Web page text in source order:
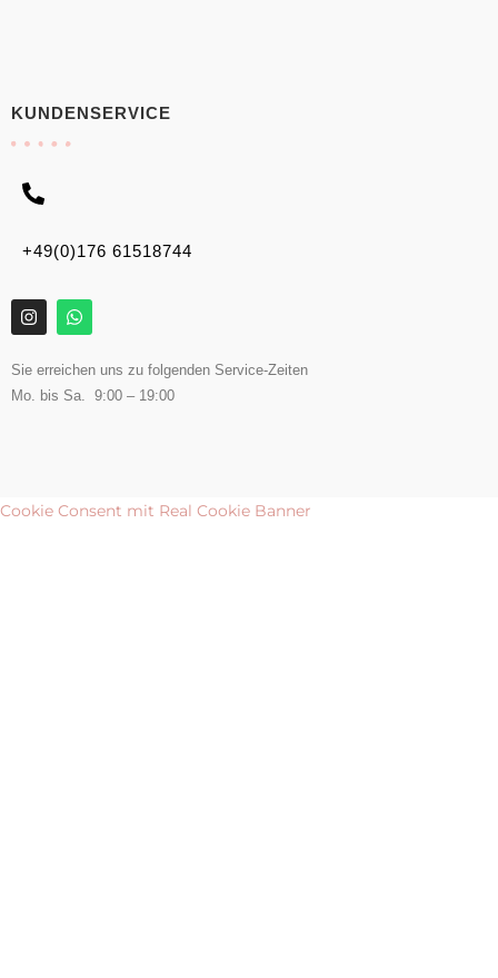
KUNDENSERVICE
+49(0)176 61518744
Sie erreichen uns zu folgenden Service-Zeiten
Mo. bis Sa. 9:00 – 19:00
Cookie Consent mit Real Cookie Banner